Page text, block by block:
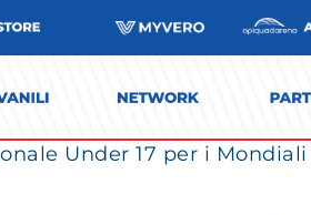
Under 17 per i Mondiali